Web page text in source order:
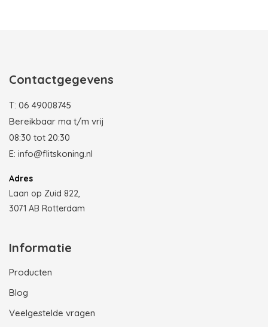
Contactgegevens
T: 06 49008745
Bereikbaar ma t/m vrij
08:30 tot 20:30
E: info@flitskoning.nl
Adres
Laan op Zuid 822,
3071 AB Rotterdam
Informatie
Producten
Blog
Veelgestelde vragen